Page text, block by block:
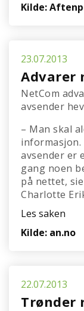
Kilde:
23.07.2013
Advarer
NetCom
avsender
– Man skal
informasjon.
avsender er
gang noen
på nettet,
Charlotte
Les saken
Kilde: an.no
22.07.2013
Trønder